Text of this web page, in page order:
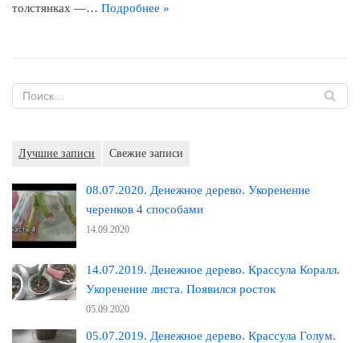
толстянках —… Подробнее »
Лучшие записи Свежие записи
08.07.2020. Денежное дерево. Укоренение
черенков 4 способами
14.09.2020
14.07.2019. Денежное дерево. Крассула Коралл.
Укоренение листа. Появился росток
05.09.2020
05.07.2019. Денежное дерево. Крассула Голум.